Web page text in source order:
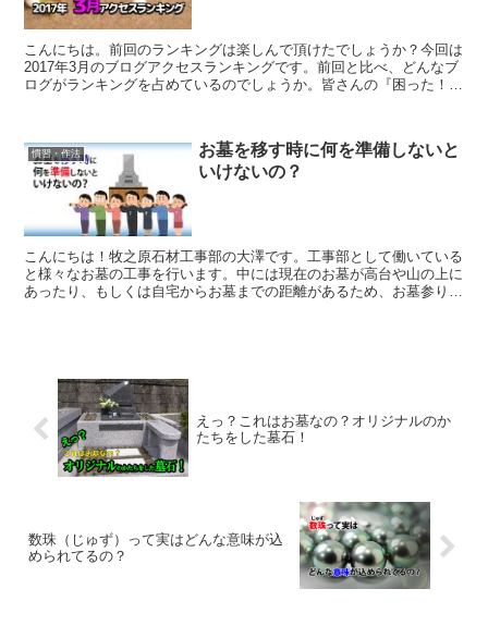
こんにちは。前回のランキングは楽しんで頂けたでしょうか？今回は
2017年3月のブログアクセスランキングです。前回と比べ、どんなブ
ログがランキングを占めているのでしょうか。皆さんの『困った！』
慣習・作法
お墓を移す時に何を準備しないと
いけないの？
こんにちは！牧之原石材工事部の大澤です。工事部として働いている
と様々なお墓の工事を行います。中には現在のお墓が高台や山の上に
あったり、もしくは自宅からお墓までの距離があるため、お墓参りが
えっ？これはお墓なの？オリジナルのか
たちをした墓石！
数珠（じゅず）って実はどんな意味が込
められてるの？